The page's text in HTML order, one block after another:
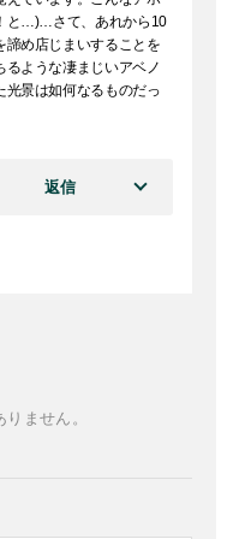
と…)…さて、あれから10
諦め店じまいすることを
ような凄まじいアベノ
光景は如何なるものだっ
返信
ません。